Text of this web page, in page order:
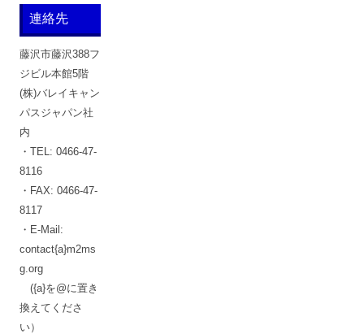
連絡先
藤沢市藤沢388フ
ジビル本館5階
(株)バレイキャン
パスジャパン社
内
・TEL: 0466-47-
8116
・FAX: 0466-47-
8117
・E-Mail:
contact{a}m2ms
g.org
({a}を@に置き
換えてくださ
い）